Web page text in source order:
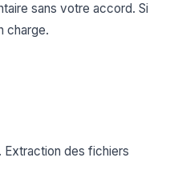
sans votre accord. Si
charge.
Extraction des fichiers